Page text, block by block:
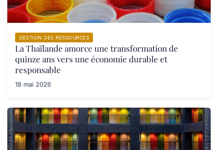
GESTION DES RESSOURCES
La Thaïlande amorce une transformation de
quinze ans vers une économie durable et
responsable
18 mai 2026